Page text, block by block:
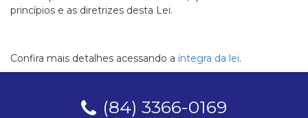
princípios e as diretrizes desta Lei.
Confira mais detalhes acessando a íntegra da lei.
(84) 3366-0169